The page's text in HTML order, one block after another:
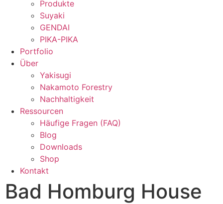
Produkte
Suyaki
GENDAI
PIKA-PIKA
Portfolio
Über
Yakisugi
Nakamoto Forestry
Nachhaltigkeit
Ressourcen
Häufige Fragen (FAQ)
Blog
Downloads
Shop
Kontakt
Bad Homburg House